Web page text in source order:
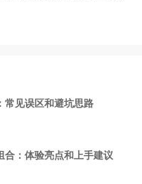
常见误区和避坑思路
合：体验亮点和上手建议